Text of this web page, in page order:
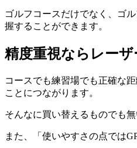
ゴルフコースだけでなく、ゴ
握することができます。
精度重視ならレーザ
コースでも練習場でも正確な
ことにつながります。
そんなに買い替えるものでも
また、「使いやすさの点では